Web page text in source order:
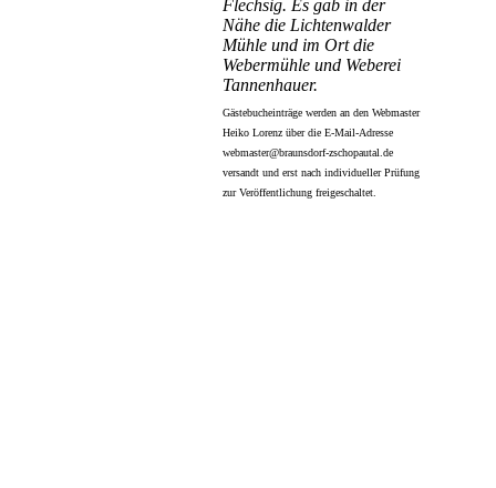
Flechsig. Es gab in der
Nähe die Lichtenwalder
Mühle und im Ort die
Webermühle und Weberei
Tannenhauer.
Gästebucheinträge werden an den Webmaster
Heiko Lorenz über die E-Mail-Adresse
webmaster@braunsdorf-zschopautal.de
versandt und erst nach individueller Prüfung
zur Veröffentlichung freigeschaltet.